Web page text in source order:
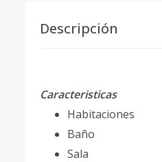
Descripción
Caracteristicas
Habitaciones
Baño
Sala